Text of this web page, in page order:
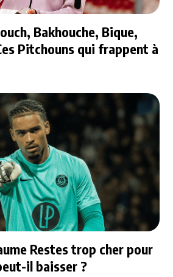
Bakhouche, Bique,
Pitchouns qui frappent à
Restes trop cher pour
il baisser ?